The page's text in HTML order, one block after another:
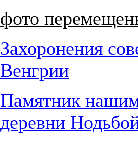
фото
Захоронения
Венгрии
Памятник
деревни